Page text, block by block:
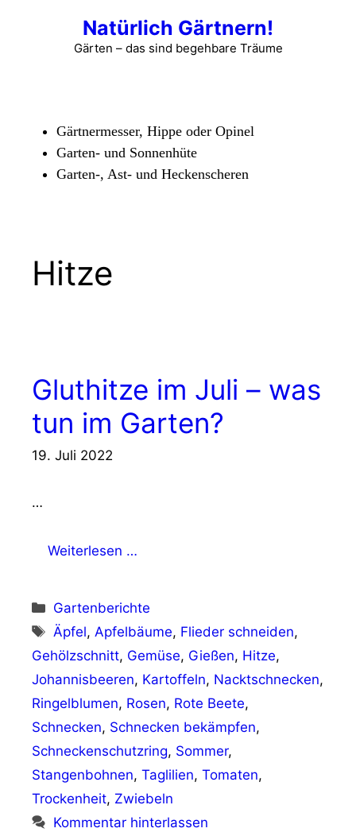
Natürlich Gärtnern!
Gärten – das sind begehbare Träume
Gärtnermesser, Hippe oder Opinel
Garten- und Sonnenhüte
Garten-, Ast- und Heckenscheren
Hitze
Gluthitze im Juli – was
tun im Garten?
19. Juli 2022
…
Weiterlesen …
Kategorien
Gartenberichte
Schlagwörter
Äpfel, Apfelbäume, Flieder schneiden,
Gehölzschnitt, Gemüse, Gießen, Hitze,
Johannisbeeren, Kartoffeln, Nacktschnecken,
Ringelblumen, Rosen, Rote Beete,
Schnecken, Schnecken bekämpfen,
Schneckenschutzring, Sommer,
Stangenbohnen, Taglilien, Tomaten,
Trockenheit, Zwiebeln
Kommentar hinterlassen